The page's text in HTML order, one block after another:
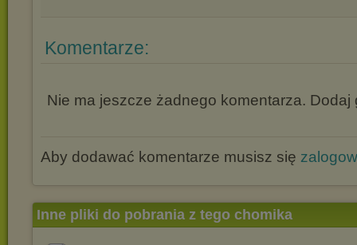
Komentarze:
Nie ma jeszcze żadnego komentarza. Dodaj
Aby dodawać komentarze musisz się
Inne pliki do pobrania z tego chomika